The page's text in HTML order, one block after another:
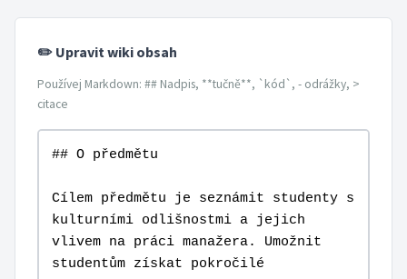
✏️ Upravit wiki obsah
Používej Markdown: ## Nadpis, **tučně**, `kód`, - odrážky, >
citace